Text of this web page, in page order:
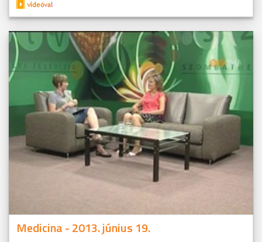
Medicina - 2013. június 19.